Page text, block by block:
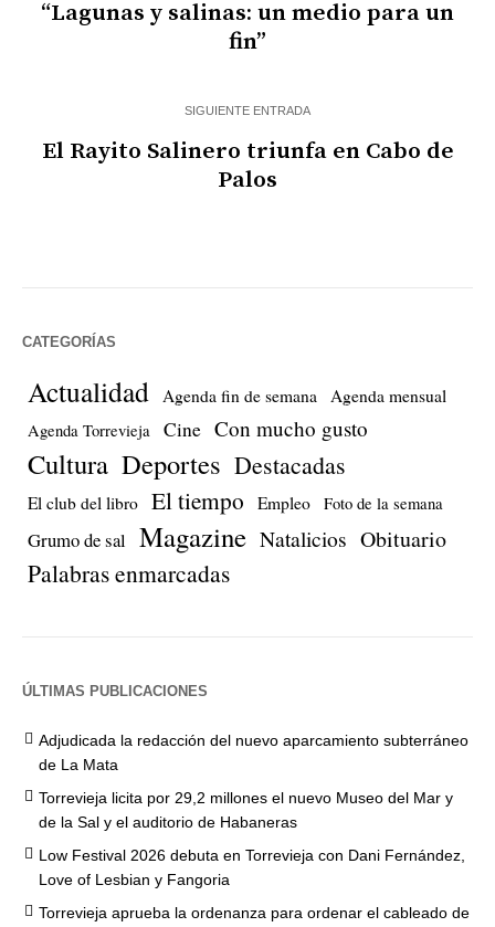
“Lagunas y salinas: un medio para un
fin”
SIGUIENTE ENTRADA
El Rayito Salinero triunfa en Cabo de
Palos
CATEGORÍAS
Actualidad Agenda fin de semana Agenda mensual
Agenda Torrevieja Cine Con mucho gusto
Cultura Deportes Destacadas
El club del libro El tiempo Empleo Foto de la semana
Grumo de sal Magazine Natalicios Obituario
Palabras enmarcadas
ÚLTIMAS PUBLICACIONES
Adjudicada la redacción del nuevo aparcamiento subterráneo
de La Mata
Torrevieja licita por 29,2 millones el nuevo Museo del Mar y
de la Sal y el auditorio de Habaneras
Low Festival 2026 debuta en Torrevieja con Dani Fernández,
Love of Lesbian y Fangoria
Torrevieja aprueba la ordenanza para ordenar el cableado de